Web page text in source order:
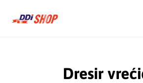
Dresir